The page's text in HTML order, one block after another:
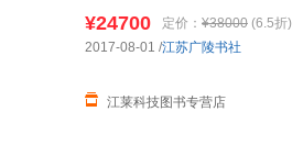
¥24700 定价： ¥38000 (6.5折)
江莱科技图书专营店
2017-08-01 /江苏广陵书社